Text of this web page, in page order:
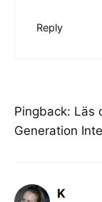
Reply
Pingback: Läs
Generation
K